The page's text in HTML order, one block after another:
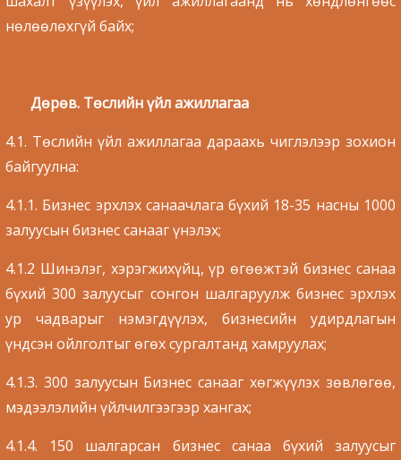
нөлөөлөхгүй байх;
Дөрөв. Төслийн үйл ажиллагаа
4.1. Төслийн үйл ажиллагаа дараахь чиглэлээр зохион
байгуулна:
4.1.1. Бизнес эрхлэх санаачлага бүхий 18-35 насны 1000
залуусын бизнес санааг үнэлэх;
4.1.2 Шинэлэг, хэрэгжихүйц, үр өгөөжтэй бизнес санаа
бүхий 300 залуусыг сонгон шалгаруулж бизнес эрхлэх
ур чадварыг нэмэгдүүлэх, бизнесийн удирдлагын
үндсэн ойлголтыг өгөх сургалтанд хамруулах;
4.1.3. 300 залуусын Бизнес санааг хөгжүүлэх зөвлөгөө,
мэдээлэлийн үйлчилгээгээр хангах;
4.1.4. 150 шалгарсан бизнес санаа бүхий залуусыг